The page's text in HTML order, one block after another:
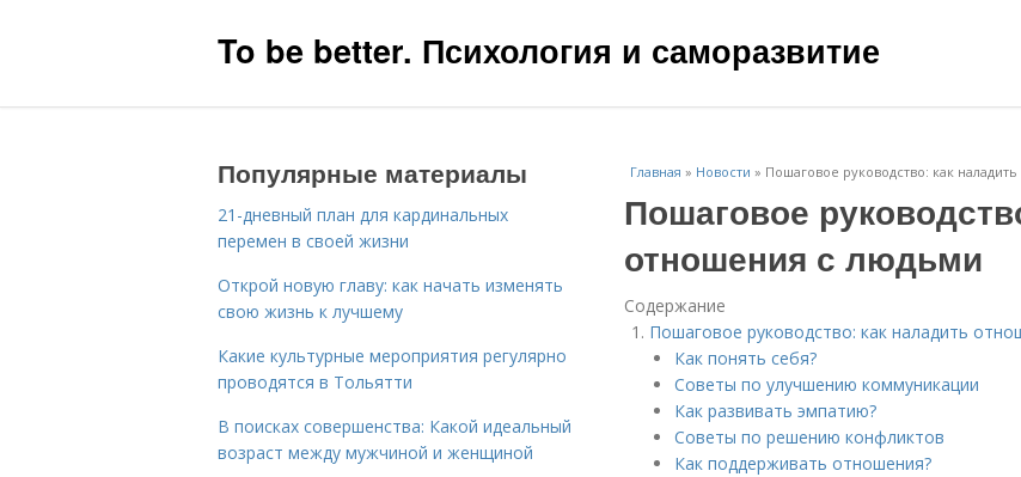
To be better. Психология и саморазвитие
Главная » Новости » Пошаговое руководство: как
Пошаговое
отношения с людьми
Содержание
Пошаговое руководство: как наладить
Как понять себя?
Советы по улучшению коммуникации
Как развивать эмпатию?
Советы по решению конфликтов
Как поддерживать отношения?
Популярные материалы
21-дневный план для кардинальных
перемен в своей жизни
Открой новую главу: как начать изменять
свою жизнь к лучшему
Какие культурные мероприятия регулярно
проводятся в Тольятти
В поисках совершенства: Какой идеальный
возраст между мужчиной и женщиной